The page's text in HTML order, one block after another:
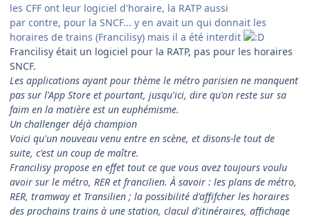
les CFF ont leur logiciel d'horaire, la RATP aussi
par contre, pour la SNCF... y en avait un qui donnait les
horaires de trains (Francilisy) mais il a été interdit
Francilisy était un logiciel pour la RATP, pas pour les horaires
SNCF.
Les applications ayant pour thème le métro parisien ne manquent
pas sur l'App Store et pourtant, jusqu'ici, dire qu'on reste sur sa
faim en la matière est un euphémisme.
Un challenger déjà champion
Voici qu'un nouveau venu entre en scène, et disons-le tout de
suite, c'est un coup de maître.
Francilisy propose en effet tout ce que vous avez toujours voulu
avoir sur le métro, RER et francilien. À savoir : les plans de métro,
RER, tramway et Transilien ; la possibilité d'affifcher les horaires
des prochains trains à une station, clacul d'itinéraires, affichage